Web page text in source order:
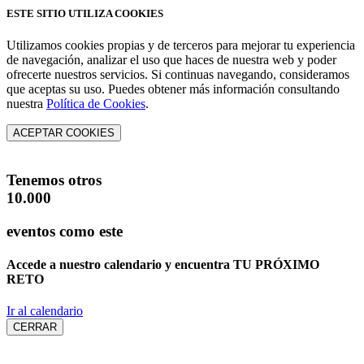
ESTE SITIO UTILIZA COOKIES
Utilizamos cookies propias y de terceros para mejorar tu experiencia
de navegación, analizar el uso que haces de nuestra web y poder
ofrecerte nuestros servicios. Si continuas navegando, consideramos
que aceptas su uso. Puedes obtener más información consultando
nuestra Política de Cookies.
ACEPTAR COOKIES
Tenemos otros
10.000
eventos como este
Accede a nuestro calendario y encuentra TU PRÓXIMO
RETO
Ir al calendario
CERRAR